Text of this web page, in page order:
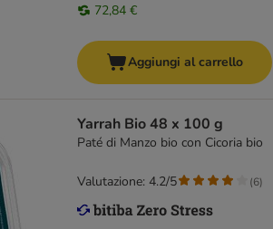
72,84 €
Aggiungi al carrello
Yarrah Bio 48 x 100 g
Paté di Manzo bio con Cicoria bio
Valutazione: 4.2/5 (6)